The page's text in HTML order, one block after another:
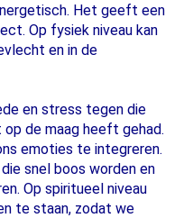
Het geeft een
Op fysiek niveau kan
en in de
en stress tegen die
de maag heeft gehad.
emoties te integreren.
snel boos worden en
Op spiritueel niveau
te staan, zodat we